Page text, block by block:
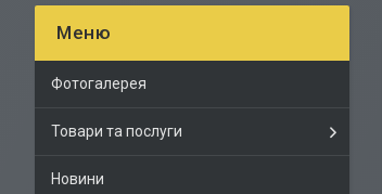
Фотогалерея
Товари та послуги
Новини